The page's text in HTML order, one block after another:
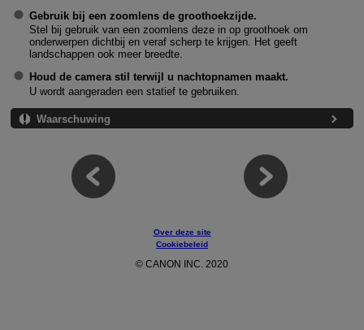
Gebruik bij een zoomlens de groothoekzijde.
Stel bij gebruik van een zoomlens deze in op groothoek om
onderwerpen dichtbij en veraf scherp te krijgen. Het geeft
landschappen ook meer breedte.
Houd de camera stil terwijl u nachtopnamen maakt.
U wordt aangeraden een statief te gebruiken.
Waarschuwing
Over deze site
Cookiebeleid
© CANON INC. 2020